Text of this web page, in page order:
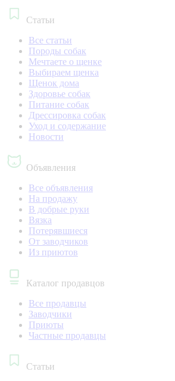
Статьи
Все статьи
Породы собак
Мечтаете о щенке
Выбираем щенка
Щенок дома
Здоровье собак
Питание собак
Дрессировка собак
Уход и содержание
Новости
Объявления
Все объявления
На продажу
В добрые руки
Вязка
Потерявшиеся
От заводчиков
Из приютов
Каталог продавцов
Все продавцы
Заводчики
Приюты
Частные продавцы
Статьи